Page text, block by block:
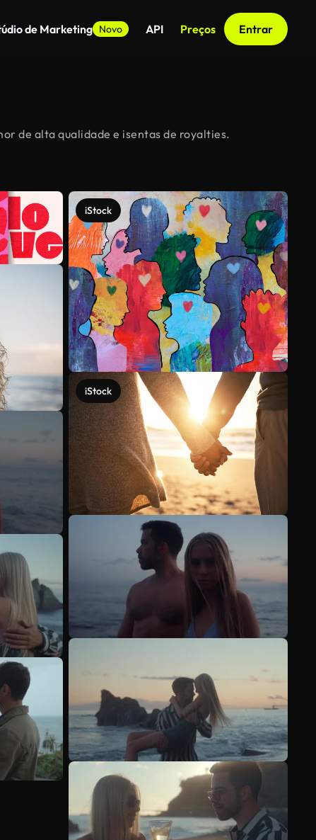
de Marketing Novo API Preços Entrar
de alta qualidade e isentas de royalties.
iStock
iStock
Veja mais